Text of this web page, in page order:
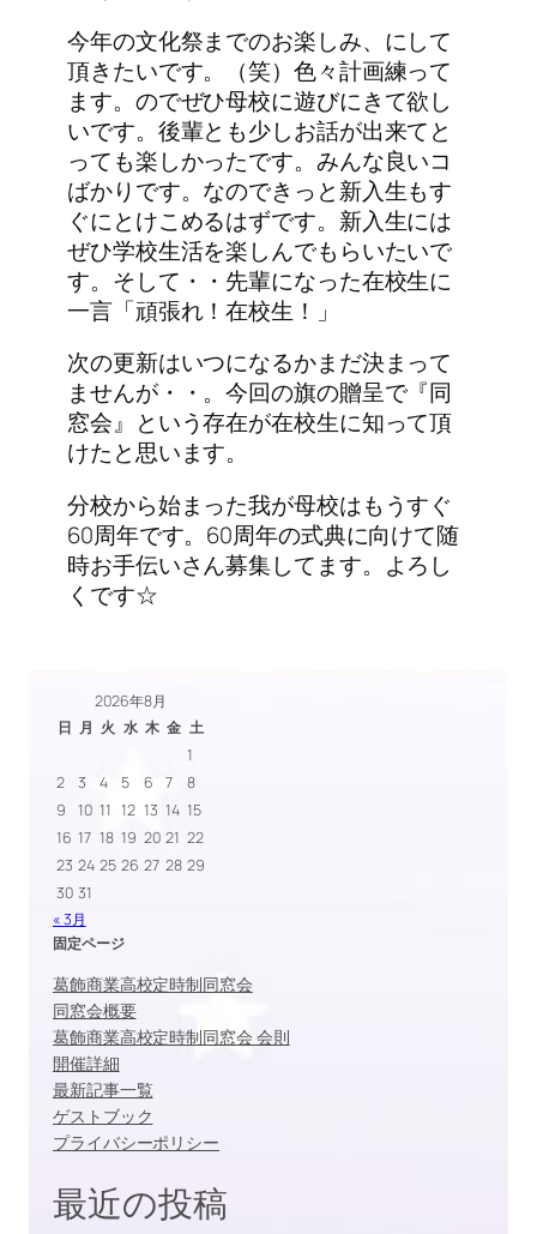
今年の文化祭までのお楽しみ、にして
頂きたいです。（笑）色々計画練って
ます。のでぜひ母校に遊びにきて欲し
いです。後輩とも少しお話が出来てと
っても楽しかったです。みんな良いコ
ばかりです。なのできっと新入生もす
ぐにとけこめるはずです。新入生には
ぜひ学校生活を楽しんでもらいたいで
す。そして・・先輩になった在校生に
一言「頑張れ！在校生！」
次の更新はいつになるかまだ決まって
ませんが・・。今回の旗の贈呈で『同
窓会』という存在が在校生に知って頂
けたと思います。
分校から始まった我が母校はもうすぐ
60周年です。60周年の式典に向けて随
時お手伝いさん募集してます。よろし
くです☆
2026年8月
日 月 火 水 木 金 土
1
2
3 4 5 6 7
8
9
10 11 12 13 14 15
16 17 18 19 20 21 22
23 24 25 26 27 28 29
30 31
« 3月
固定ページ
葛飾商業高校定時制同窓会
同窓会概要
葛飾商業高校定時制同窓会 会則
開催詳細
最新記事一覧
ゲストブック
プライバシーポリシー
最近の投稿